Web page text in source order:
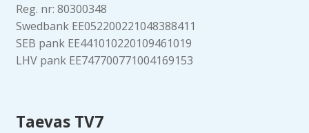
Reg. nr: 80300348
Swedbank EE052200221048388411
SEB pank EE441010220109461019
LHV pank EE747700771004169153
Taevas TV7